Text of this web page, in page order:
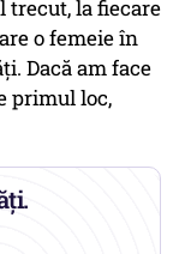
trecut, la fiecare
o femeie în
Dacă am face
primul loc,